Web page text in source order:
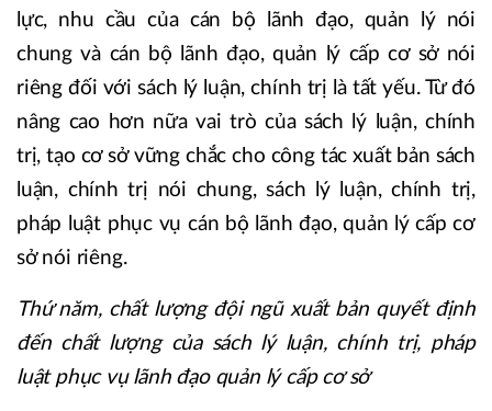
lực, nhu cầu của cán bộ lãnh đạo, quản lý nói
chung và cán bộ lãnh đạo, quản lý cấp cơ sở nói
riêng đối với sách lý luận, chính trị là tất yếu. Từ đó
nâng cao hơn nữa vai trò của sách lý luận, chính
trị, tạo cơ sở vững chắc cho công tác xuất bản sách
luận, chính trị nói chung, sách lý luận, chính trị,
pháp luật phục vụ cán bộ lãnh đạo, quản lý cấp cơ
sở nói riêng.
Thứ năm, chất lượng đội ngũ xuất bản quyết định
đến chất lượng của sách lý luận, chính trị, pháp
luật phục vụ lãnh đạo quản lý cấp cơ sở